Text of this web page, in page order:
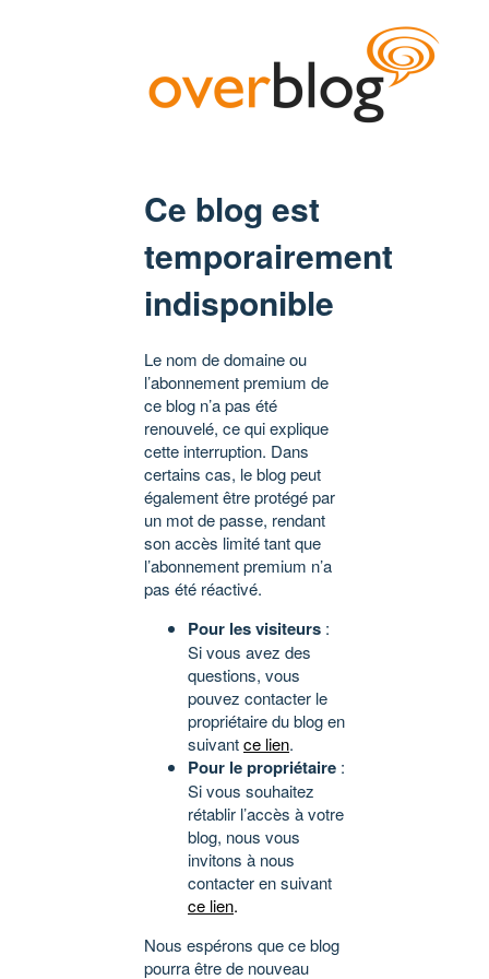
Ce blog est
temporairement
indisponible
Le nom de domaine ou
l’abonnement premium de
ce blog n’a pas été
renouvelé, ce qui explique
cette interruption. Dans
certains cas, le blog peut
également être protégé par
un mot de passe, rendant
son accès limité tant que
l’abonnement premium n’a
pas été réactivé.
Pour les visiteurs :
Si vous avez des
questions, vous
pouvez contacter le
propriétaire du blog en
suivantce lien.
Pour le propriétaire :
Si vous souhaitez
rétablir l’accès à votre
blog, nous vous
invitons à nous
contacter en suivant
ce lien.
Nous espérons que ce blog
pourra être de nouveau